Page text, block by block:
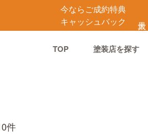
今ならご成約特典
キャッシュバック
TOP 塗装店を探す
0件